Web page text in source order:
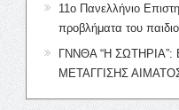
11ο Πανελλήνιο
προβλήματα του
ΓΝΝΘΑ “Η
ΜΕΤΑΓΓΙΣΗΣ